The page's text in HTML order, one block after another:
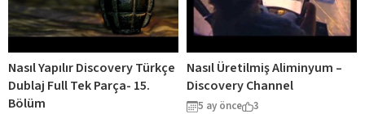
Nasıl Yapılır Discovery Türkçe
Dublaj Full Tek Parça- 15.
Bölüm
Nasıl Üretilmiş Aliminyum –
Discovery Channel
5 ay önce 3